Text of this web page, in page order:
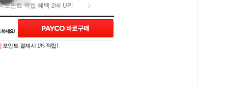
포인트 적립 혜택 2배 UP!
포인트 적립 혜택 2배 UP!
포인트 결제시 1% 적립!
(0)